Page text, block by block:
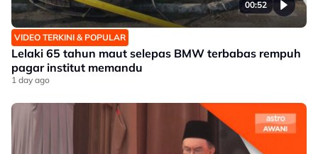
00:52
VIDEO TERKINI & POPULAR
Lelaki 65 tahun maut selepas BMW terbabas rempuh
pagar institut memandu
1 day ago